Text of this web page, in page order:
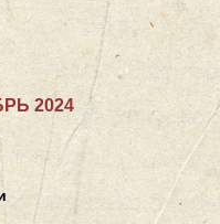
2024